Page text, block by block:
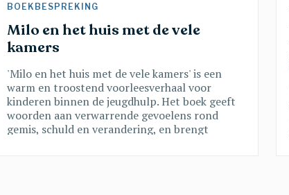
BOEKBESPREKING
Milo en het huis met de vele
kamers
'Milo en het huis met de vele kamers' is een
warm en troostend voorleesverhaal voor
kinderen binnen de jeugdhulp. Het boek geeft
woorden aan verwarrende gevoelens rond
gemis, schuld en verandering, en brengt